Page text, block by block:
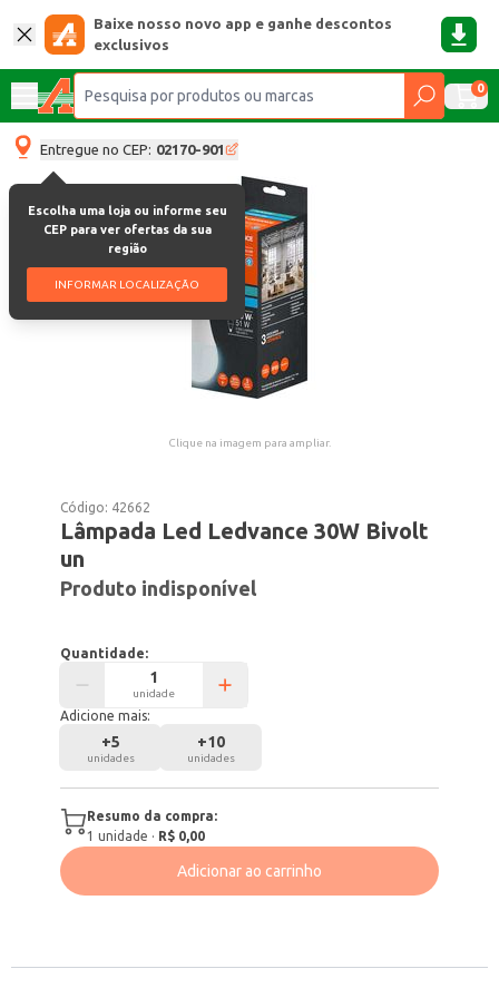
Baixe nosso novo app e ganhe descontos
exclusivos
0
Entregue no CEP: 02170-901
Escolha uma loja ou informe seu
CEP para ver ofertas da sua
região
INFORMAR LOCALIZAÇÃO
Clique na imagem para ampliar.
Código: 42662
Lâmpada Led Ledvance 30W Bivolt
un
Produto indisponível
Quantidade:
unidade
Adicione mais:
+5
unidades
+10
unidades
Resumo da compra:
1 unidade · R$ 0,00
Adicionar ao carrinho